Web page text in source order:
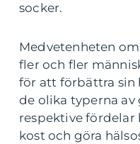
socker.
Medvetenheten
fler och fler
för att förbättra sin
de olika typerna
respektive fördelar
kost och göra